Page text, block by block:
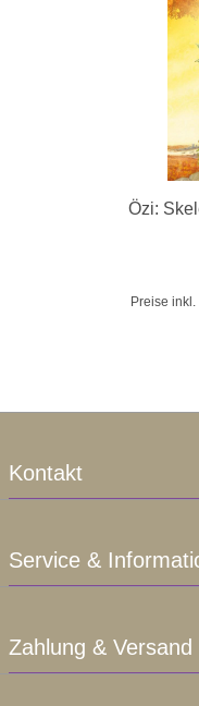
Özi:
Preise
Kontakt
Service &
Zahlung & Versand